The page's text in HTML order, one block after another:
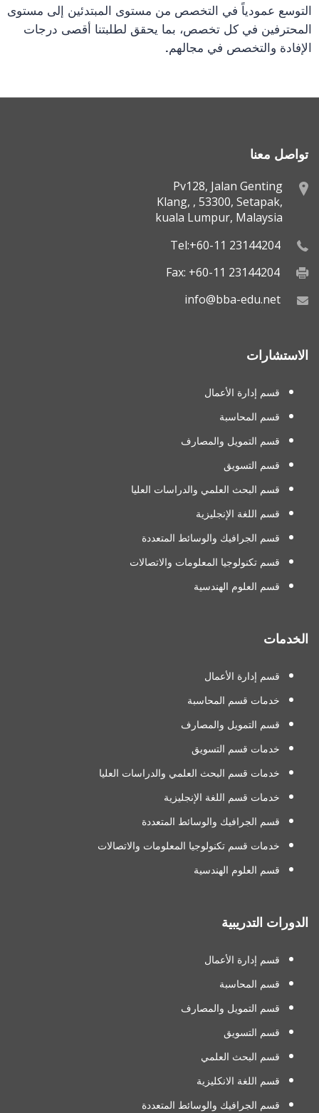
التوسع عمودياً في التخصص من مستوى المبتدئين إلى مستوى
المحترفين في كل تخصص، بما يحقق لطلبتنا أقصى درجات
الإفادة والتخصص في مجالهم.
تواصل معنا
Pv128, Jalan Genting
Klang, , 53300, Setapak,
kuala Lumpur, Malaysia
Tel:+60-11 23144204
Fax: +60-11 23144204
info@bba-edu.net
الاستشارات
قسم إدارة الأعمال
قسم المحاسبة
قسم التمويل والمصارف
قسم التسويق
قسم البحث العلمي والدراسات العليا
قسم اللغة الإنجليزية
قسم الجرافيك والوسائط المتعددة
قسم تكنولوجيا المعلومات والاتصالات
قسم العلوم الهندسية
الخدمات
قسم إدارة الأعمال
خدمات قسم المحاسبة
قسم التمويل والمصارف
خدمات قسم التسويق
خدمات قسم البحث العلمي والدراسات العليا
خدمات قسم اللغة الإنجليزية
قسم الجرافيك والوسائط المتعددة
خدمات قسم تكنولوجيا المعلومات والاتصالات
قسم العلوم الهندسية
الدورات التدريبية
قسم إدارة الأعمال
قسم المحاسبة
قسم التمويل والمصارف
قسم التسويق
قسم البحث العلمي
قسم اللغة الانكليزية
قسم الجرافيك والوسائط المتعددة